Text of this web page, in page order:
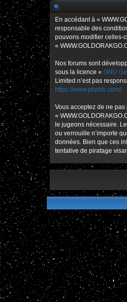
En accédant à «
responsable des
pouvons modifier celles-
«
Nos forums sont
sous la licence « GNU
Limited n’est pas
https://www.phpbb.com/.
Vous acceptez de ne
«
le jugeons nécessaire.
ou verrouille n’importe
données. Bien que ces
tentative de piratage